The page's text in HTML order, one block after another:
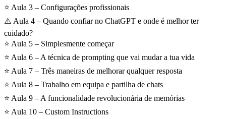
⭐ Aula 3 – Configurações profissionais
⚠️ Aula 4 – Quando confiar no ChatGPT e onde é melhor ter
cuidado?
⭐ Aula 5 – Simplesmente começar
⭐ Aula 6 – A técnica de prompting que vai mudar a tua vida
⭐ Aula 7 – Três maneiras de melhorar qualquer resposta
⭐ Aula 8 – Trabalho em equipa e partilha de chats
⭐ Aula 9 – A funcionalidade revolucionária de memórias
⭐ Aula 10 – Custom Instructions